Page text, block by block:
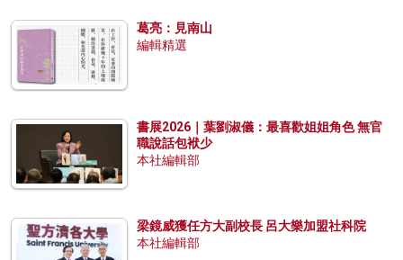
葛亮：見南山
編輯精選
書展2026｜葉劉淑儀：最喜歡姐姐角色 無官
職說話包袱少
本社編輯部
梁鏡威獲任方大副校長 呂大樂加盟社科院
本社編輯部